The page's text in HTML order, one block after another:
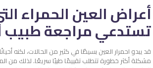
أعراض العين الحمراء
تستدعي مراجعة طبيب
قد يبدو احمرار العين بسيطًا في كثير من الحالات، لكنه
مشكلة أكثر خطورة تتطلب تقييمًا طبيًا سريعًا. لذلك